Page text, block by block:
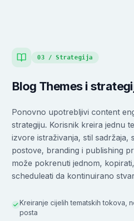
03 / Strategija
Blog Themes i
Ponovno upotrebljivi content
strategiju. Korisnik kreira jednu
izvore istraživanja, stil sadržaja,
postove, branding i publishing
može pokrenuti jednom,
scheduleati da kontinuirano
Kreiranje cijelih tematskih tokova,
posta